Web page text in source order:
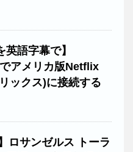
英語字幕で】
アメリカ版Netflix
ックス)に接続する
ロサンゼルス トーラ